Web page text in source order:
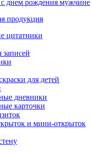
днем рождения мужчине
продукция
цитатники
записей
для детей
дневники
карточки
и мини-открыток